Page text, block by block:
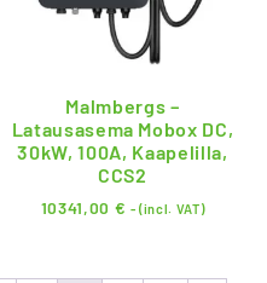
Malmbergs –
Latausasema Mobox DC,
30kW, 100A, Kaapelilla,
CCS2
10341,00 € - (incl. VAT)